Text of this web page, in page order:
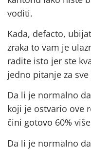
voditi.
Kada, defacto,
zraka to vam je
radite isto jer ste
jedno pitanje za sve
Da li je normalno
koji je ostvario ove
čini gotovo 60%
Da li je normalno